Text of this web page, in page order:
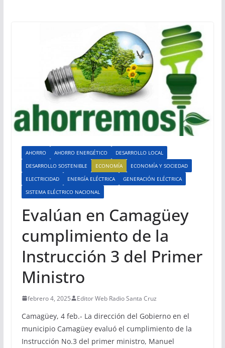
AHORRO AHORRO ENERGÉTICO
DESARROLLO LOCAL
DESARROLLO SOSTENIBLE
ECONOMÍA
ECONOMÍA Y SOCIEDAD
ELECTRICIDAD
ENERGÍA ELÉCTRICA
GENERACIÓN ELÉCTRICA
SISTEMA ELÉCTRICO NACIONAL
Evalúan en Camagüey
cumplimiento de la
Instrucción 3 del Primer
Ministro
febrero 4, 2025 Editor Web Radio Santa Cruz
Camagüey, 4 feb.- La dirección del Gobierno en el
municipio Camagüey evaluó el cumplimiento de la
Instrucción No.3 del primer ministro, Manuel